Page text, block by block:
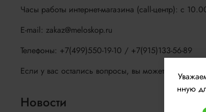
Часы работы интернет-магазина (call-центр): с
E-mail: zakaz@meloskop.ru
Телефоны: +7(499)550-19-10 / +7(915)133-56-89
Если у вас остались вопросы, вы можете задать
Новости
нную